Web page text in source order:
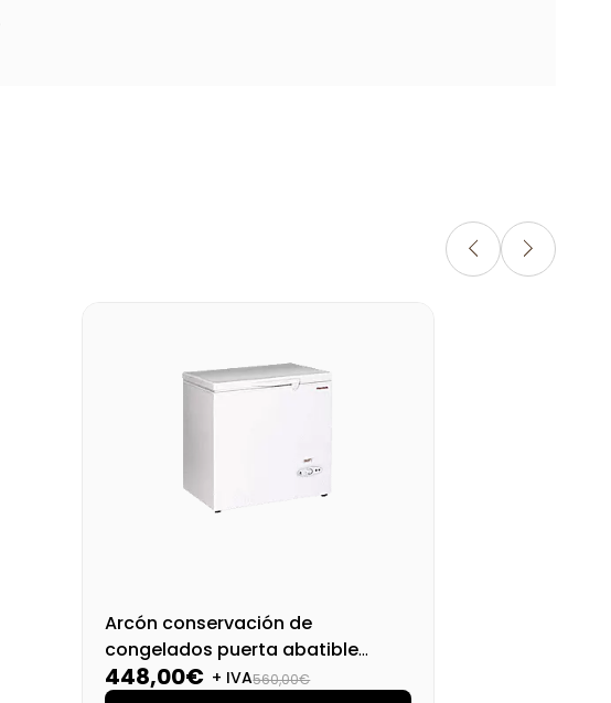
Arcón conservación de
congelados puerta abatible
ARCA 170 ALU
448,00€ + IVA560,00€